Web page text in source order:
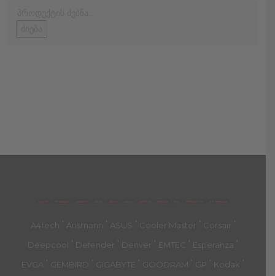
მთავარი კალათა
A4Tech ' Ansmann ' ASUS ' Cooler Master ' Corsair '
Deepcool ' Defender ' Denver ' EMTEC ' Esperanza '
EVGA ' GEMBIRD ' GIGABYTE ' GOODRAM ' GP ' Kodak '